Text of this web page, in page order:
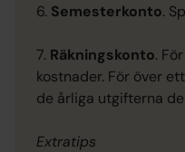
6. Semesterkonto.
7. Räkningskonto.
kostnader. För över
de årliga utgifterna
Extratips